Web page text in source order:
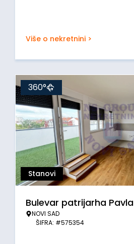
Više o nekretnini >
Stanovi
360°
Bulevar patrijarha Pavla
NOVI SAD
ŠIFRA: #575354